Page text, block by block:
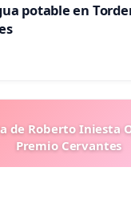
potable en
de Roberto Iniesta
Premio Cervantes